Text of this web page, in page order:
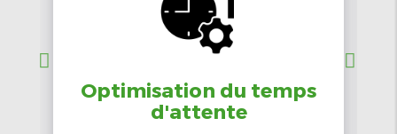
Optimisation du temps
d'attente